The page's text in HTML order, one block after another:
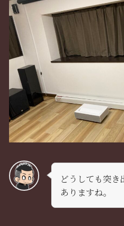
どうしても突
ありますね。